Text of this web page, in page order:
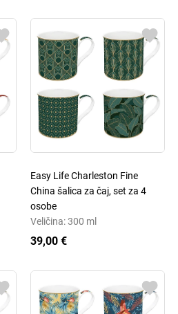
Easy Life Charleston Fine
China šalica za čaj, set za 4
osobe
Veličina: 300 ml
39,00 €